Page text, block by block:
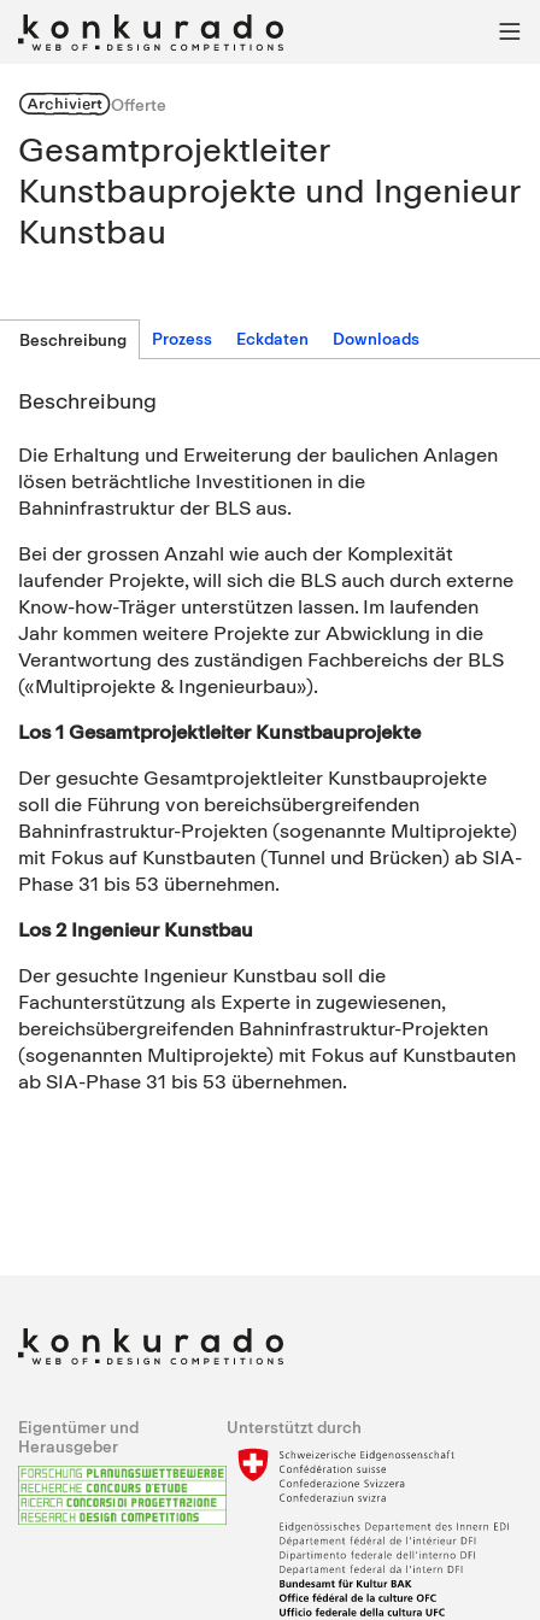

ArchiviertOfferte
Gesamtprojektleiter
Kunstbauprojekte und Ingenieur
Kunstbau
Beschreibung Prozess Eckdaten Downloads
Beschreibung
Die Erhaltung und Erweiterung der baulichen Anlagen
lösen beträchtliche Investitionen in die
Bahninfrastruktur der BLS aus.
Bei der grossen Anzahl wie auch der Komplexität
laufender Projekte, will sich die BLS auch durch externe
Know-how-Träger unterstützen lassen. Im laufenden
Jahr kommen weitere Projekte zur Abwicklung in die
Verantwortung des zuständigen Fachbereichs der BLS
(«Multiprojekte & Ingenieurbau»).
Los 1 Gesamtprojektleiter Kunstbauprojekte
Der gesuchte Gesamtprojektleiter Kunstbauprojekte
soll die Führung von bereichsübergreifenden
Bahninfrastruktur-Projekten (sogenannte Multiprojekte)
mit Fokus auf Kunstbauten (Tunnel und Brücken) ab SIA-
Phase 31 bis 53 übernehmen.
Los 2 Ingenieur Kunstbau
Der gesuchte Ingenieur Kunstbau soll die
Fachunterstützung als Experte in zugewiesenen,
bereichsübergreifenden Bahninfrastruktur-Projekten
(sogenannten Multiprojekte) mit Fokus auf Kunstbauten
ab SIA-Phase 31 bis 53 übernehmen.
Eigentümer und
Herausgeber
Unterstützt durch